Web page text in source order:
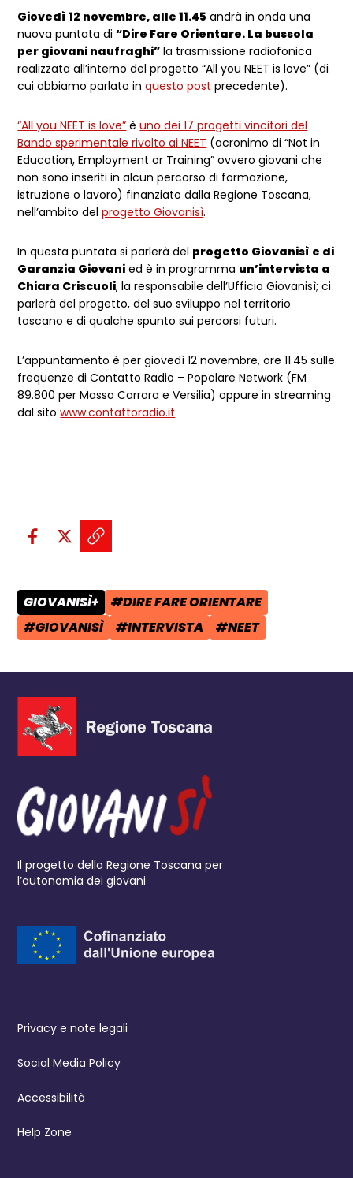
Giovedì 12 novembre, alle 11.45 andrà in onda una
nuova puntata di“Dire Fare Orientare. La bussola
per giovani naufraghi” la trasmissione radiofonica
realizzata all’interno del progetto “All you NEET is love” (di
cui abbiamo parlato inquesto post precedente).
“All you NEET is love” èuno dei 17 progetti vincitori del
Bando sperimentale rivolto ai NEET (acronimo di “Not in
Education, Employment or Training” ovvero giovani che
non sono inseriti in alcun percorso di formazione,
istruzione o lavoro) finanziato dalla Regione Toscana,
nell’ambito delprogetto Giovanisì.
In questa puntata si parlerà del progetto Giovanisì e di
Garanzia Giovani ed è in programma un’intervista a
Chiara Criscuoli, la responsabile dell’Ufficio Giovanisì; ci
parlerà del progetto, del suo sviluppo nel territorio
toscano e di qualche spunto sui percorsi futuri.
L’appuntamento è per giovedì 12 novembre, ore 11.45 sulle
frequenze di Contatto Radio – Popolare Network (FM
89.800 per Massa Carrara e Versilia) oppure in streaming
dal sitowww.contattoradio.it
Condividi sui social:
Condividi su Facebook - apre
Condividi su X - apre una
Copia il link e condividi -
CATEGORIA POST:
GIOVANISÌ+ TAG:
#DIRE FARE ORIENTARE
TAG:
#GIOVANISÌ TAG:
#INTERVISTA TAG:
#NEET
Il progetto della Regione Toscana per
l’autonomia dei giovani
Privacy e note legali
Social Media Policy
Accessibilità
Help Zone